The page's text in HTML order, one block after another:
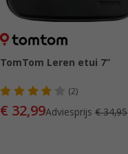
TomTom Leren etui 7”
(2)
€ 32,99Adviesprijs€ 34,95